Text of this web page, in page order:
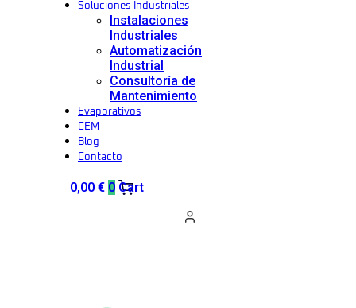
Soluciones Industriales
Instalaciones
Industriales
Automatización
Industrial
Consultoría de
Mantenimiento
Evaporativos
CEM
Blog
Contacto
0,00 € 0 Cart